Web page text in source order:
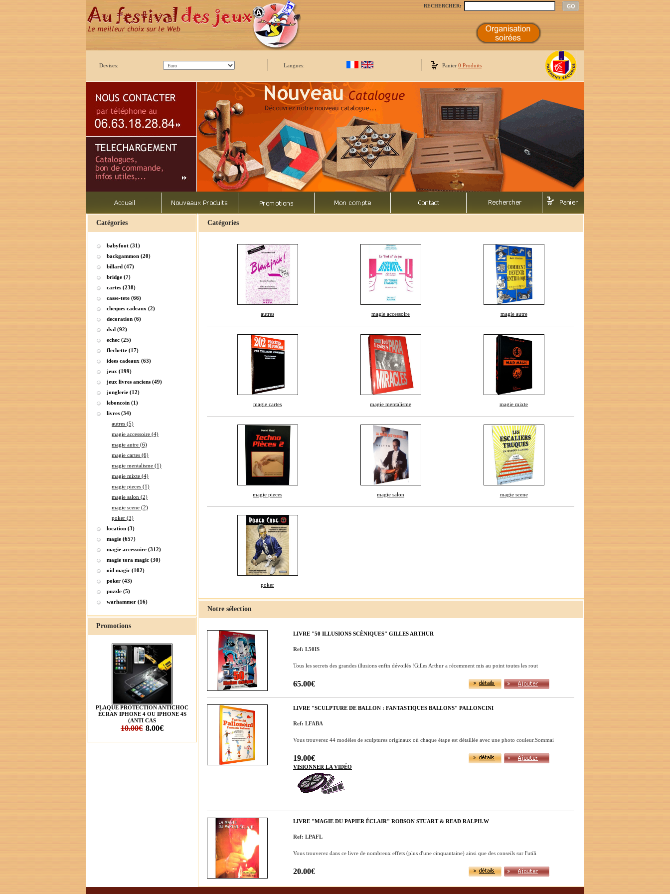
RECHERCHER:
Devises: Langues: Panier 0 Produits
Catégories
babyfoot (31)
backgammon (20)
billard (47)
bridge (7)
cartes (238)
casse-tete (66)
cheques cadeaux (2)
decoration (6)
dvd (92)
echec (25)
flechette (17)
idees cadeaux (63)
jeux (199)
jeux livres anciens (49)
jonglerie (12)
leboncoin (1)
livres (34)
autres (5)
magie accessoire (4)
magie autre (6)
magie cartes (6)
magie mentalisme (1)
magie mixte (4)
magie pieces (1)
magie salon (2)
magie scene (2)
poker (3)
location (3)
magie (657)
magie accessoire (312)
magie tora magic (30)
oid magic (102)
poker (43)
puzzle (5)
warhammer (16)
Promotions
PLAQUE PROTECTION ANTICHOC
ÉCRAN IPHONE 4 OU IPHONE 4S
(ANTI CAS
10.00€ 8.00€
Catégories
autres magie accessoire magie autre
magie cartes magie mentalisme magie mixte
magie pieces magie salon magie scene
poker
Notre sélection
LIVRE "50 ILLUSIONS SCÈNIQUES" GILLES ARTHUR
Ref: L50IS
Tous les secrets des grandes illusions enfin dévoilés !Gilles Arthur a récemment mis au point toutes les rout
65.00€
LIVRE "SCULPTURE DE BALLON : FANTASTIQUES BALLONS" PALLONCINI
Ref: LFABA
Vous trouverez 44 modèles de sculptures originaux où chaque étape est détaillée avec une photo couleur.Sommai
19.00€
VISIONNER LA VIDÉO
LIVRE "MAGIE DU PAPIER ÉCLAIR" ROBSON STUART & READ RALPH.W
Ref: LPAFL
Vous trouverez dans ce livre de nombreux effets (plus d'une cinquantaine) ainsi que des conseils sur l'utili
20.00€